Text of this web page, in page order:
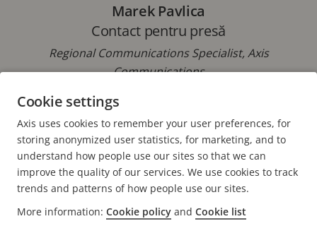
Marek Pavlica
Contact pentru presă
Regional Communications Specialist, Axis
Communications
Telefon: +42 073 431 9237
E-mail:marek.pavlica@axis.com
FOOTER
CONTACT
Cookie settings
Axis uses cookies to remember your user preferences, for
storing anonymized user statistics, for marketing, and to
understand how people use our sites so that we can
improve the quality of our services. We use cookies to track
trends and patterns of how people use our sites.
More information: Cookie policy and Cookie list